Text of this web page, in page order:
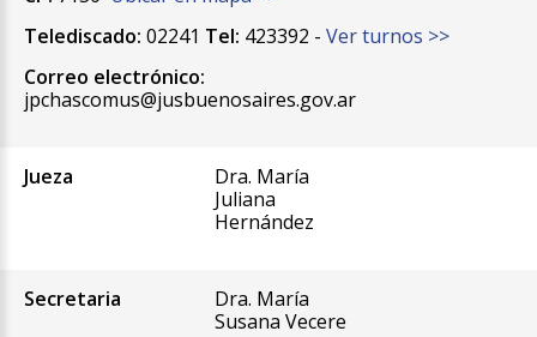
Telediscado: 02241 Tel: 423392 - Ver turnos >>
Correo electrónico:
jpchascomus@jusbuenosaires.gov.ar
Jueza
Dra. María
Juliana
Hernández
Secretaria
Dra. María
Susana Vecere